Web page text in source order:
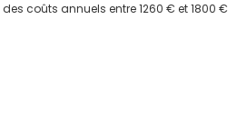
coûts annuels entre 1260 € et 1800 €